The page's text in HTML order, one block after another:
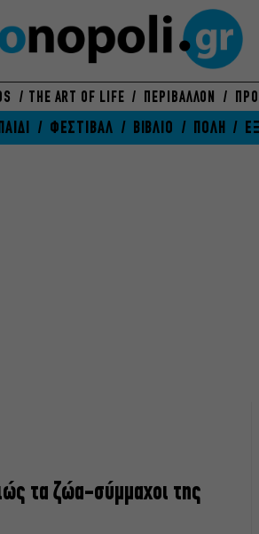
THE ART OF LIFE ΠΕΡΙΒΑΛΛΟΝ
ΦΕΣΤΙΒΑΛ ΒΙΒΛΙΟ ΠΟΛΗ
τα ζώα-σύμμαχοι της